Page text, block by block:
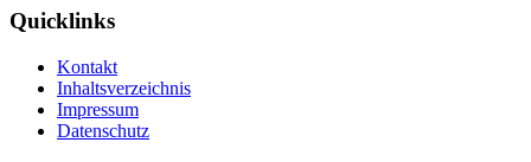
Quicklinks
Kontakt
Inhaltsverzeichnis
Impressum
Datenschutz